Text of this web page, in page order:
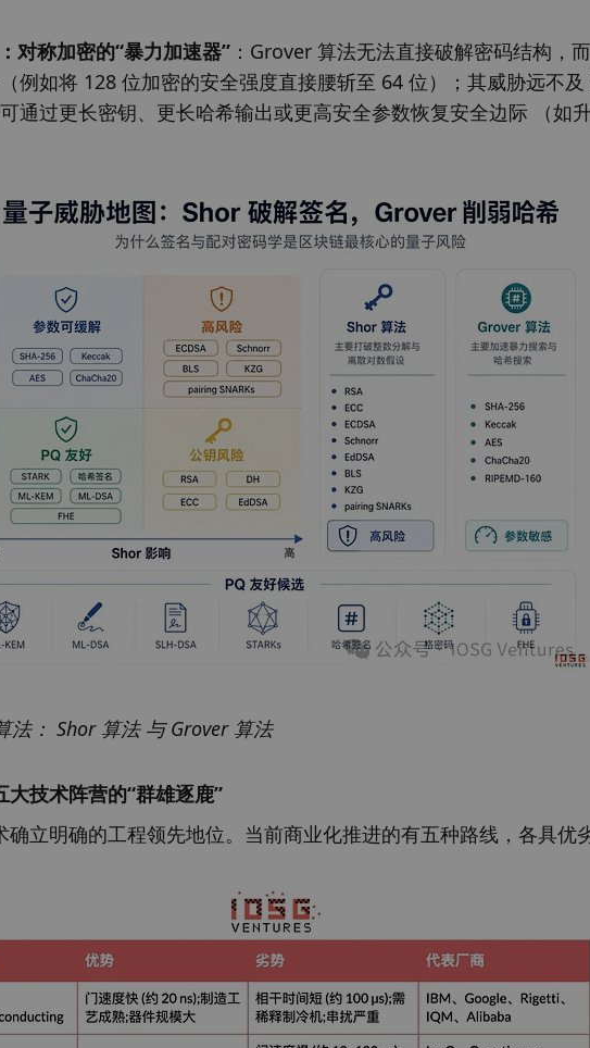
对称加密的“暴力加速器” ：Grover 算法无法直接破解密码结构，
例如将 128 位加密的安全强度直接腰斩至 64 位）；其威胁远不
过更长密钥、更长哈希输出或更高安全参数恢复安全边际 （如
法： Shor 算法 与 Grover 算法
技术阵营的“群雄逐鹿”
立明确的工程领先地位。当前商业化推进的有五种路线，各具优劣